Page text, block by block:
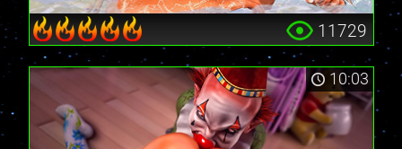
11729
10:03